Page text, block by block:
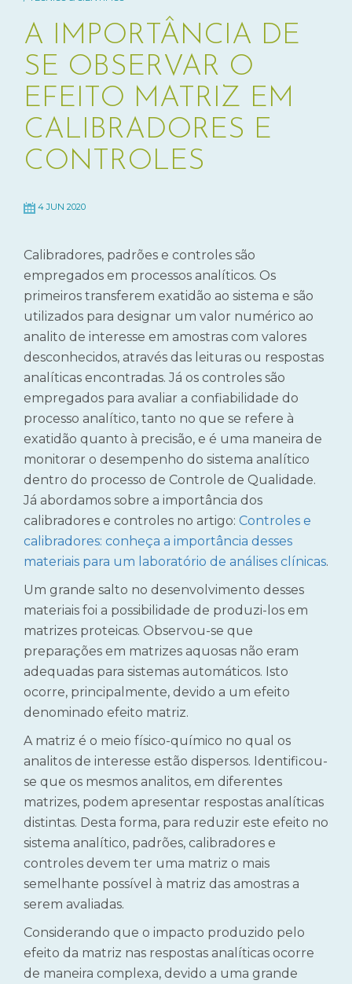
A IMPORTÂNCIA DE
SE OBSERVAR O
EFEITO MATRIZ EM
CALIBRADORES E
CONTROLES
4 JUN 2020
Calibradores, padrões e controles são
empregados em processos analíticos. Os
primeiros transferem exatidão ao sistema e são
utilizados para designar um valor numérico ao
analito de interesse em amostras com valores
desconhecidos, através das leituras ou respostas
analíticas encontradas. Já os controles são
empregados para avaliar a confiabilidade do
processo analítico, tanto no que se refere à
exatidão quanto à precisão, e é uma maneira de
monitorar o desempenho do sistema analítico
dentro do processo de Controle de Qualidade.
Já abordamos sobre a importância dos
calibradores e controles no artigo: Controles e
calibradores: conheça a importância desses
materiais para um laboratório de análises clínicas.
Um grande salto no desenvolvimento desses
materiais foi a possibilidade de produzi-los em
matrizes proteicas. Observou-se que
preparações em matrizes aquosas não eram
adequadas para sistemas automáticos. Isto
ocorre, principalmente, devido a um efeito
denominado efeito matriz.
A matriz é o meio físico-químico no qual os
analitos de interesse estão dispersos. Identificou-
se que os mesmos analitos, em diferentes
matrizes, podem apresentar respostas analíticas
distintas. Desta forma, para reduzir este efeito no
sistema analítico, padrões, calibradores e
controles devem ter uma matriz o mais
semelhante possível à matriz das amostras a
serem avaliadas.
Considerando que o impacto produzido pelo
efeito da matriz nas respostas analíticas ocorre
de maneira complexa, devido a uma grande